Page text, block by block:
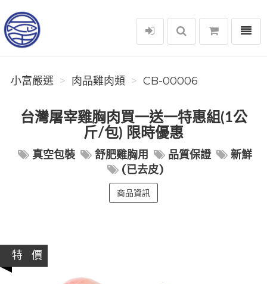
小富嚴選
選單
小富嚴選 肉品雞肉類 CB-00006
台灣屠宰雞胸肉買一送一特惠組(1公
斤/包) 限時優惠
真空包裝 舒肥雞胸用 品質保證
新鮮
(已去皮)
商品資訊
特 價